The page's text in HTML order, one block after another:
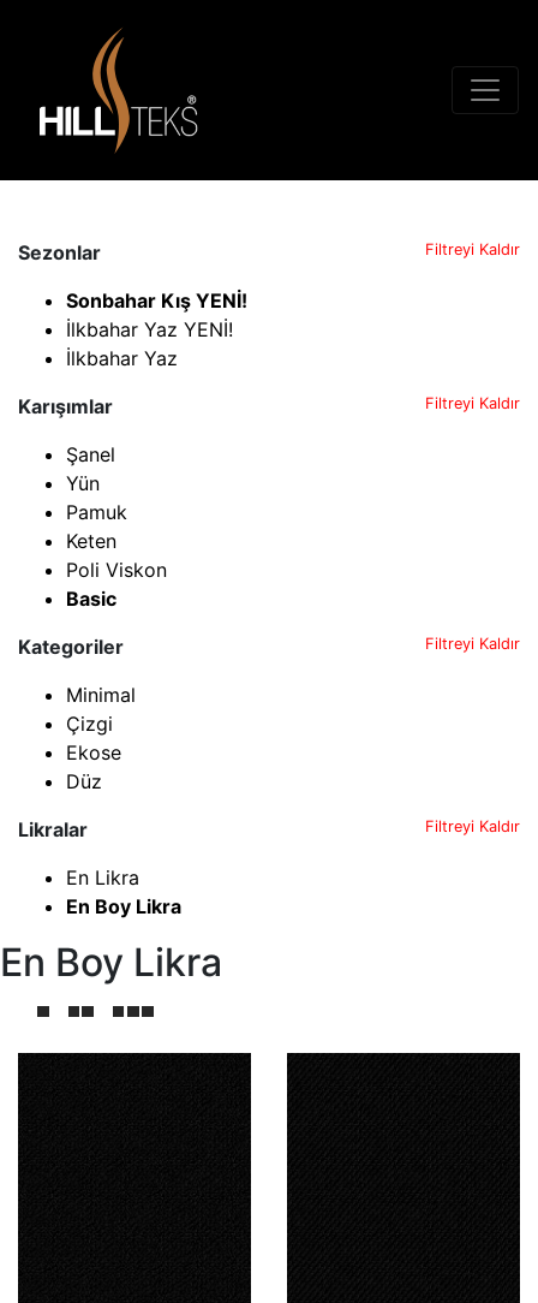
Sezonlar Filtreyi Kaldır
Sonbahar Kış YENİ!
İlkbahar Yaz YENİ!
İlkbahar Yaz
Karışımlar
Filtreyi Kaldır
Şanel
Yün
Pamuk
Keten
Poli Viskon
Basic
Kategoriler
Filtreyi Kaldır
Minimal
Çizgi
Ekose
Düz
Likralar
Filtreyi Kaldır
En Likra
En Boy Likra
En Boy Likra